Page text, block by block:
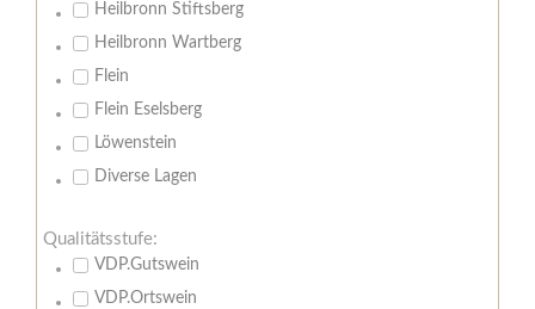
Heilbronn Stiftsberg
Heilbronn Wartberg
Flein
Flein Eselsberg
Löwenstein
Diverse Lagen
Qualitätsstufe:
VDP.Gutswein
VDP.Ortswein